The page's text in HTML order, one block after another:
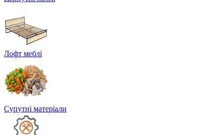
Лофт меблі
Супутні матеріали